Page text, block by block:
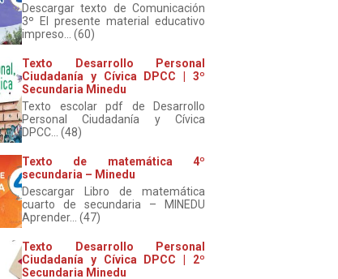
Descargar texto de Comunicación
3º El presente material educativo
impreso... (60)
Texto Desarrollo Personal
Ciudadanía y Cívica DPCC | 3º
Secundaria Minedu
Texto escolar pdf de Desarrollo
Personal Ciudadanía y Cívica
DPCC... (48)
Texto de matemática 4º
secundaria – Minedu
Descargar Libro de matemática
cuarto de secundaria – MINEDU
Aprender... (47)
Texto Desarrollo Personal
Ciudadanía y Cívica DPCC | 2º
Secundaria Minedu